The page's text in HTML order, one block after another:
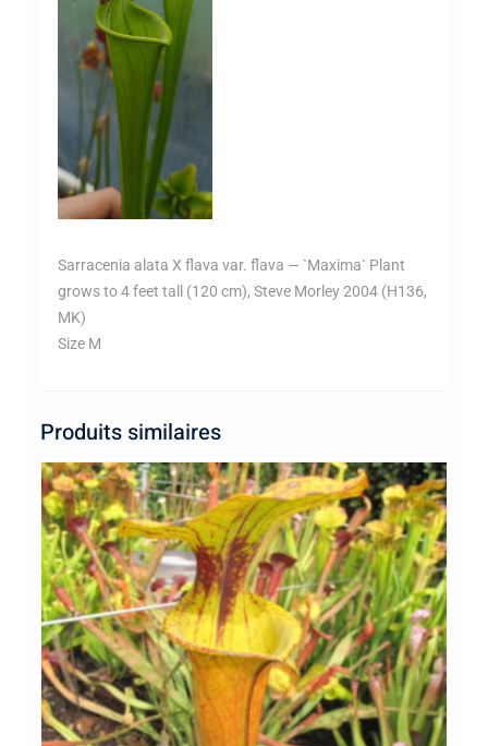
Sarracenia alata X flava var. flava — `Maxima` Plant
grows to 4 feet tall (120 cm), Steve Morley 2004 (H136,
MK)
Size M
Produits similaires